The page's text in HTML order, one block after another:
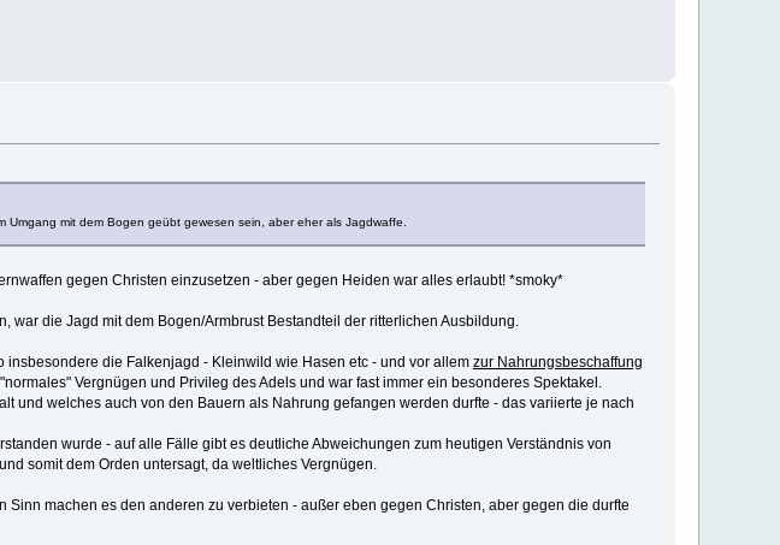
mit dem Bogen geübt gewesen sein, aber eher als Jagdwaffe.
gegen Christen einzusetzen - aber gegen Heiden war alles erlaubt! *smoky*
war die Jagd mit dem Bogen/Armbrust Bestandteil der ritterlichen Ausbildung.
insbesondere die Falkenjagd - Kleinwild wie Hasen etc - und vor allem zur Nahrungsbeschaffung
Vergnügen und Privileg des Adels und war fast immer ein besonderes Spektakel.
und welches auch von den Bauern als Nahrung gefangen werden durfte - das variierte je nach
wurde - auf alle Fälle gibt es deutliche Abweichungen zum heutigen Verständnis von
somit dem Orden untersagt, da weltliches Vergnügen.
machen es den anderen zu verbieten - außer eben gegen Christen, aber gegen die durfte